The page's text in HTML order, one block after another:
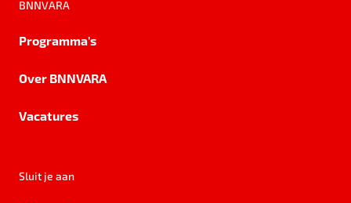
BNNVARA
Programma's
Over BNNVARA
Vacatures
Sluit je aan